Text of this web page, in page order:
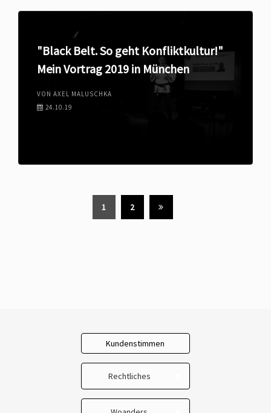
"Black Belt. So geht Konfliktkultur!"
Mein Vortrag 2019 in München
VON AXEL MALUSCHKA
24.10.19
1 2
Kundenstimmen
Rechtliches